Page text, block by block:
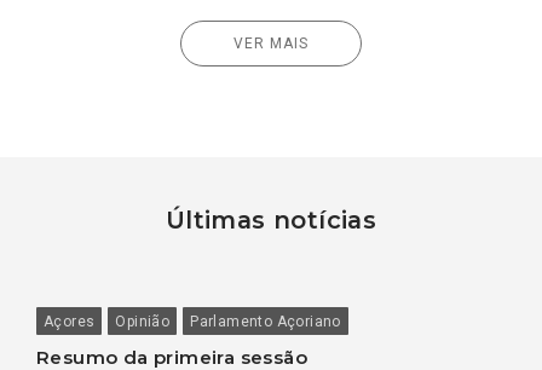
VER MAIS
Últimas notícias
Açores Opinião Parlamento Açoriano
Resumo da primeira sessão